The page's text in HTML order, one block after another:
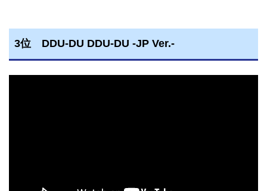
3位 DDU-DU DDU-DU -JP Ver.-